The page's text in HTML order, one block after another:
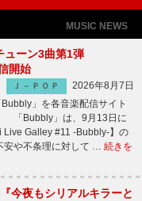
MUSIC NEWS
ューン3曲第1弾
開始
Ｊ－ＰＯＰ
2026年8月7日
」を各音楽配信サイト
「Bubbly」は、9月13日に
Live Galley #11 -Bubbly-】の
安や不条理に対して … 続きを
今夜もシリアルキラーと